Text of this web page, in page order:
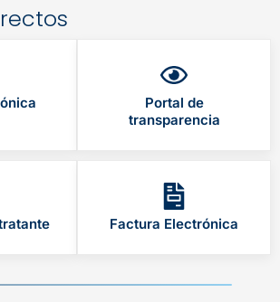
Portal de
transparencia
Factura Electrónica